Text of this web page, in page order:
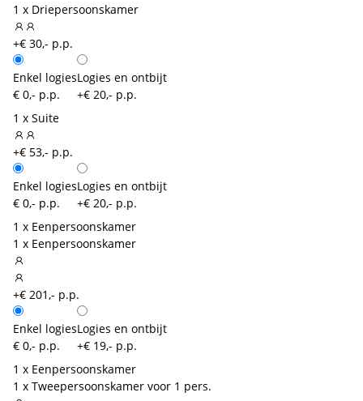
1 x Driepersoonskamer
+€ 30,- p.p.
Enkel logies
€ 0,- p.p.
Logies en ontbijt
+€ 20,- p.p.
1 x Suite
+€ 53,- p.p.
Enkel logies
€ 0,- p.p.
Logies en ontbijt
+€ 20,- p.p.
1 x Eenpersoonskamer
1 x Eenpersoonskamer
+€ 201,- p.p.
Enkel logies
€ 0,- p.p.
Logies en ontbijt
+€ 19,- p.p.
1 x Eenpersoonskamer
1 x Tweepersoonskamer voor 1 pers.